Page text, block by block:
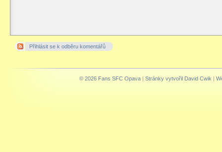
Přihlásit se k odběru komentářů
© 2026 Fans SFC Opava | Stránky vytvořil David Cwik |